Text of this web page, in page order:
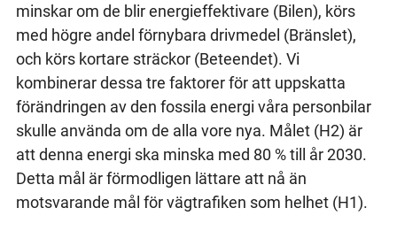
minskar om de blir energieffektivare (Bilen), körs
med högre andel förnybara drivmedel (Bränslet),
och körs kortare sträckor (Beteendet). Vi
kombinerar dessa tre faktorer för att uppskatta
förändringen av den fossila energi våra personbilar
skulle använda om de alla vore nya. Målet (H2) är
att denna energi ska minska med 80 % till år 2030.
Detta mål är förmodligen lättare att nå än
motsvarande mål för vägtrafiken som helhet (H1).